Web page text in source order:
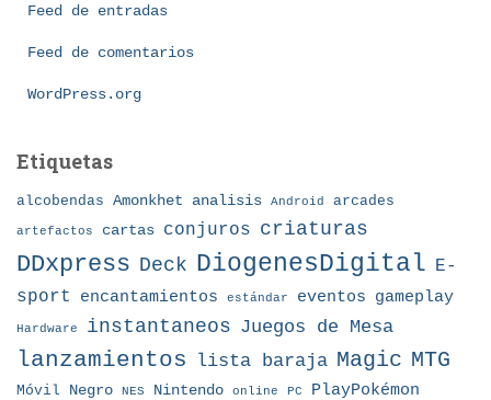
Feed de entradas
Feed de comentarios
WordPress.org
Etiquetas
alcobendas Amonkhet analisis Android arcades
artefactos cartas conjuros criaturas
DDxpress Deck DiogenesDigital E-
sport
encantamientos estándar eventos gameplay
Hardware instantaneos Juegos de Mesa
lanzamientos lista baraja Magic MTG
Móvil Negro NES Nintendo online PC PlayPokémon